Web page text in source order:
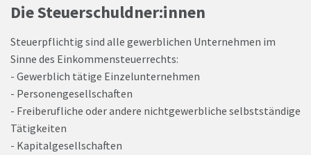
Die Steuerschuldner:innen
Steuerpflichtig sind alle gewerblichen Unternehmen im
Sinne des Einkommensteuerrechts:
- Gewerblich tätige Einzelunternehmen
- Personengesellschaften
- Freiberufliche oder andere nichtgewerbliche selbstständige
Tätigkeiten
- Kapitalgesellschaften